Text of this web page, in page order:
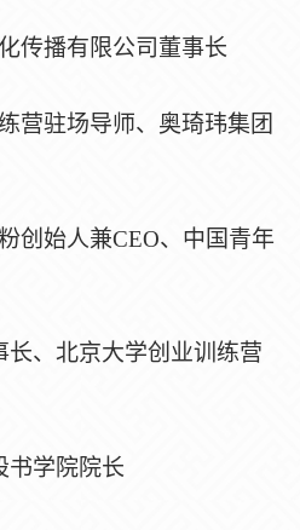
传播有限公司董事长
营驻场导师、奥琦玮集团
创始人兼CEO、中国青年
长、北京大学创业训练营
书学院院长